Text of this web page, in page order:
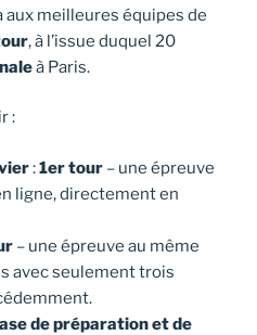
meilleures équipes de
, à l’issue duquel 20
à Paris.
:
:1er tour – une épreuve
ligne, directement en
– une épreuve au même
avec seulement trois
de préparation et de